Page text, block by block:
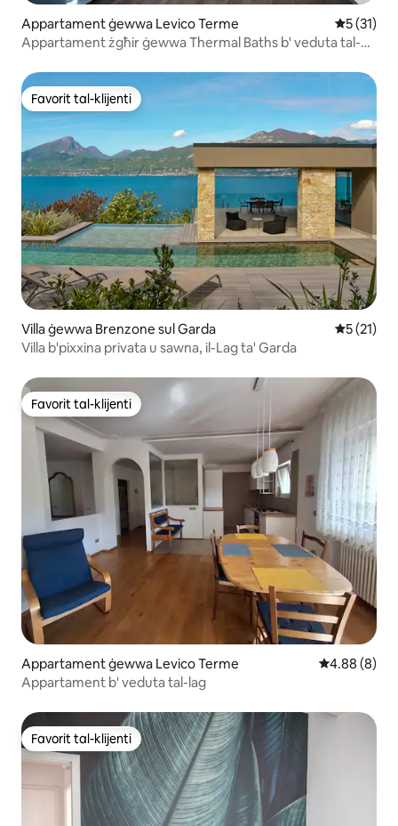
Appartament ġewwa Levico Terme Rating
5 (31)
Appartament żgħir ġewwa Thermal Baths b' veduta tal-
Favorit tal-klijenti
Favorit tal-klijenti
Villa ġewwa Brenzone sul Garda Rating
5 (21)
Villa b'pixxina privata u sawna, il-Lag ta' Garda
Favorit tal-klijenti
Favorit tal-klijenti
Appartament ġewwa Levico Terme Rating
4.88 (8)
Appartament b' veduta tal-lag
Favorit tal-klijenti
Favorit tal-klijenti